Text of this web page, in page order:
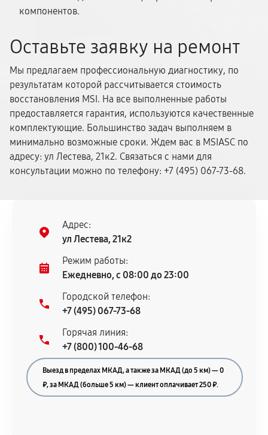
компонентов.
Оставьте заявку на ремонт
Мы предлагаем профессиональную диагностику, по
результатам которой рассчитывается стоимость
восстановления MSI. На все выполненные работы
предоставляется гарантия, используются качественные
комплектующие. Большинство задач выполняем в
минимально возможные сроки. Ждем вас в MSIASC по
адресу: ул Лестева, 21к2. Связаться с нами для
консультации можно по телефону: +7 (495) 067-73-68.
Адрес:
ул Лестева, 21к2
Режим работы:
Ежедневно, с 08:00 до 23:00
Городской телефон:
+7 (495) 067-73-68
Горячая линия:
+7 (800) 100-46-68
Выезд в пределах МКАД, а также за МКАД (до 5 км) — 0
₽, за МКАД (больше 5 км) — клиент оплачивает 250 ₽.